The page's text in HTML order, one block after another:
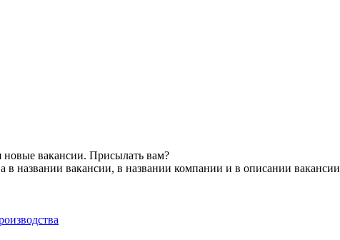
новые вакансии. Присылать вам?
в названии вакансии, в названии компании и в описании вакансии